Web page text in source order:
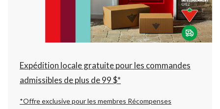
à
22:00
cliquer
pour
changer
Expédition locale gratuite pour les commandes
admissibles de plus de 99 $*
*Offre exclusive pour les membres Récompenses